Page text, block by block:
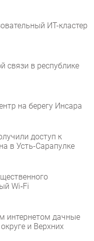
ИТ-кластер
связи в республике
на берегу Инсара
доступ к
в Усть-Сарапулке
Wi‑Fi
интернетом дачные
и Верхних